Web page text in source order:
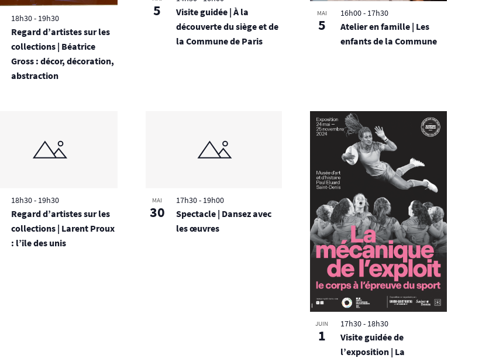
Regard d’artistes sur les
collections | Béatrice
Gross : décor, décoration,
abstraction
18h30- 19h30 5
Visite guidée | À la
découverte du siège et de
la Commune de Paris
MAI
5
Atelier en famille | Les
enfants de la Commune
16h00- 17h30
Regard d’artistes sur les
collections | Larent Proux
: l’île des unis
18h30- 19h30 MAI
30
Spectacle | Dansez avec
les œuvres
17h30- 19h00
JUIN
1
Visite guidée de
l’exposition | La
17h30- 18h30